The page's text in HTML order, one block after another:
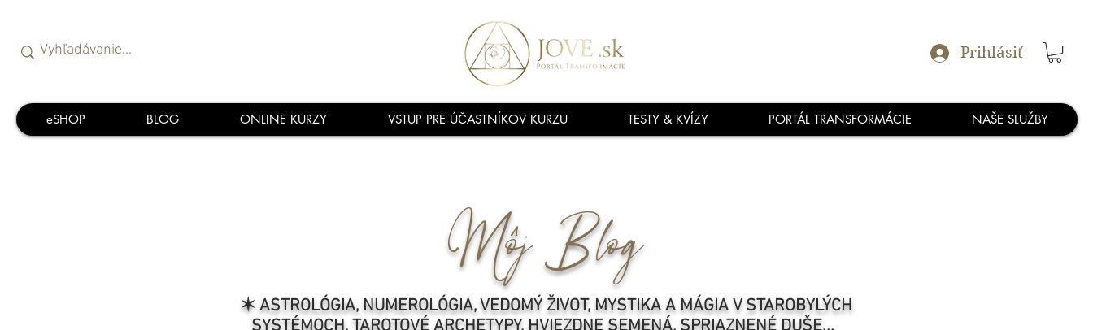
Prihlásiť
eSHOP BLOG ONLINE KURZY VSTUP PRE ÚČASTNÍKOV KURZU TESTY & KVÍZY PORTÁL TRANSFORMÁCIE NAŠE SLUŽBY
Môj Blog
✶ ASTROLÓGIA, NUMEROLÓGIA, VEDOMÝ ŽIVOT, MYSTIKA A MÁGIA V STAROBYLÝCH